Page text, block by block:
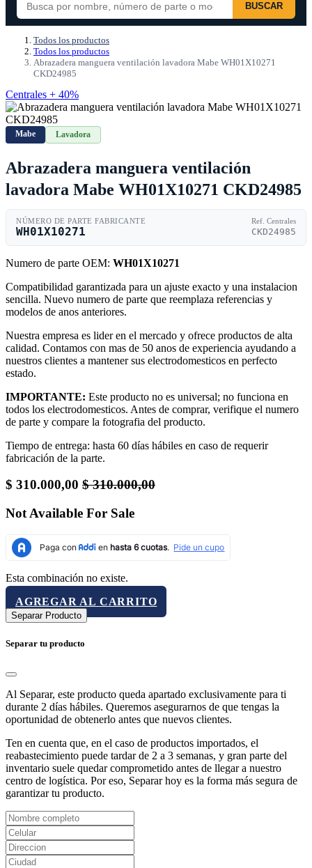
BUSCAR
Todos los productos
Todos los productos
Abrazadera manguera ventilación lavadora Mabe WH01X10271
CKD24985
Centrales + 40%
Mabe Lavadora
Abrazadera manguera ventilación
lavadora Mabe WH01X10271 CKD24985
NÚMERO DE PARTE FABRICANTE
WH01X10271
Ref. Centrales
CKD24985
Numero de parte OEM: WH01X10271
Compatibilidad garantizada para un ajuste exacto y una instalacion
sencilla. Nuevo numero de parte que reemplaza referencias y
modelos de anos anteriores.
Nuestra empresa es lider en el mercado y ofrece productos de alta
calidad. Contamos con mas de 50 anos de experiencia ayudando a
nuestros clientes a mantener sus electrodomesticos en perfecto
estado.
IMPORTANTE: Este producto no es universal; no funciona en
todos los electrodomesticos. Antes de comprar, verifique el numero
de parte y compare la fotografia del producto.
Tiempo de entrega: hasta 60 días hábiles en caso de requerir
fabricación de la parte.
$ 310.000,00 $310.000,00
Not Available For Sale
Esta combinación no existe.
AGREGAR AL CARRITO
Separar Producto
Separar tu producto
Al Separar, este producto queda apartado exclusivamente para ti
durante 2 días hábiles. Queremos asegurarnos de que tengas la
oportunidad de obtenerlo antes que nuevos clientes.
Ten en cuenta que, en el caso de productos importados, el
reabastecimiento puede tardar de 2 a 3 semanas, y gran parte del
inventario suele quedar comprometido antes de llegar a nuestro
centro de logística. Por eso, Separar hoy es la forma más segura de
garantizar tu producto.